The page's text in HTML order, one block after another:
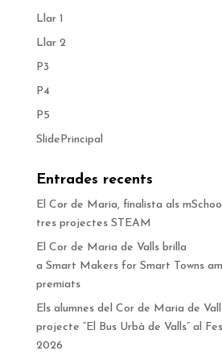
Llar 1
Llar 2
P3
P4
P5
SlidePrincipal
Entrades recents
El Cor de Maria, finalista als
tres projectes STEAM
El Cor de Maria de Valls brilla
a Smart Makers for Smart Towns
premiats
Els alumnes del Cor de Maria de
projecte “El Bus Urbà de Valls” al
2026